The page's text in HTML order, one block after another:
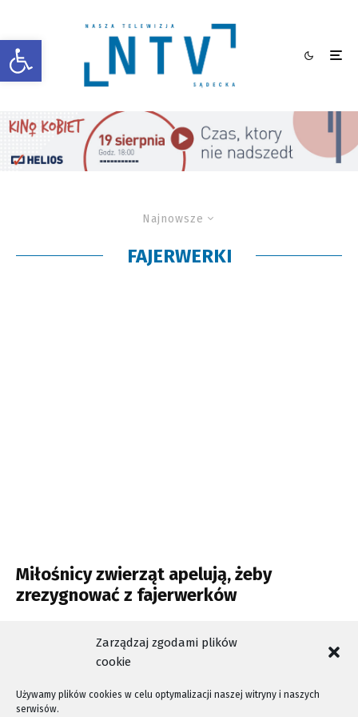
Otwórz pasek narzędzi
Zarządzaj zgodami plików
cookie
Używamy plików cookies w celu optymalizacji naszej witryny i naszych
serwisów.
Najnowsze
FAJERWERKI
Miłośnicy zwierząt apelują, żeby
zrezygnować z fajerwerków
Sylwester w czasie pandemii